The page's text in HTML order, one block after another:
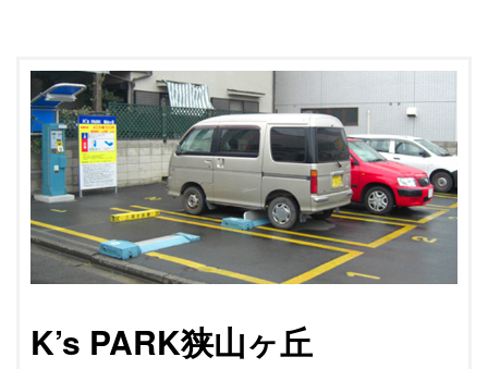
K’s PARK狭山ヶ丘